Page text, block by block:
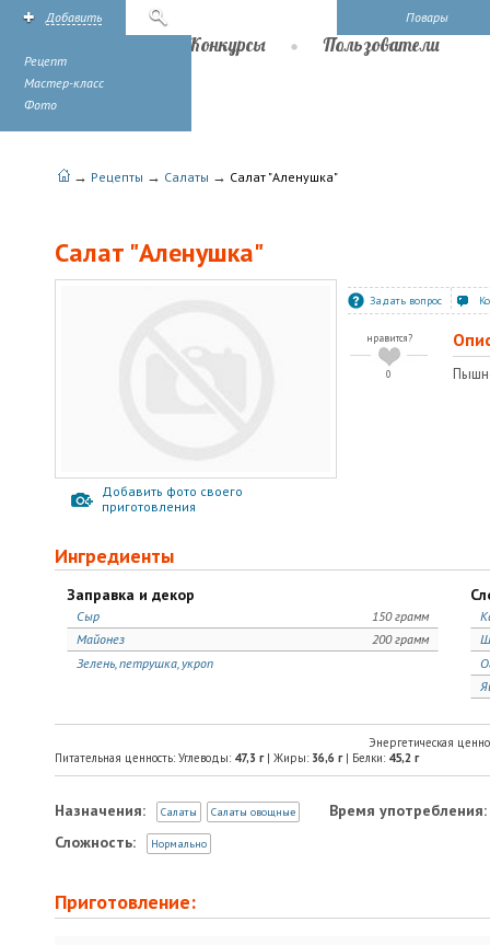
Повары
Добавить
Рецепт
Мастер-класс
Фото
Конкурсы Пользователи
→ Рецепты → Салаты → Салат "Аленушка"
Салат "Аленушка"
Добавить фото своего
приготовления
Задать вопрос
нравится?
0
Ингредиенты
Заправка и декор
150 грамм
Сыр
200 грамм
Майонез
Зелень, петрушка, укроп
Энергетическая
Питательная ценность: Углеводы: 47,3 г| Жиры: 36,6 г| Белки: 45,2 г
Назначения: Салаты Салаты овощные
Время употребления:
Сложность:
Нормально
Приготовление: